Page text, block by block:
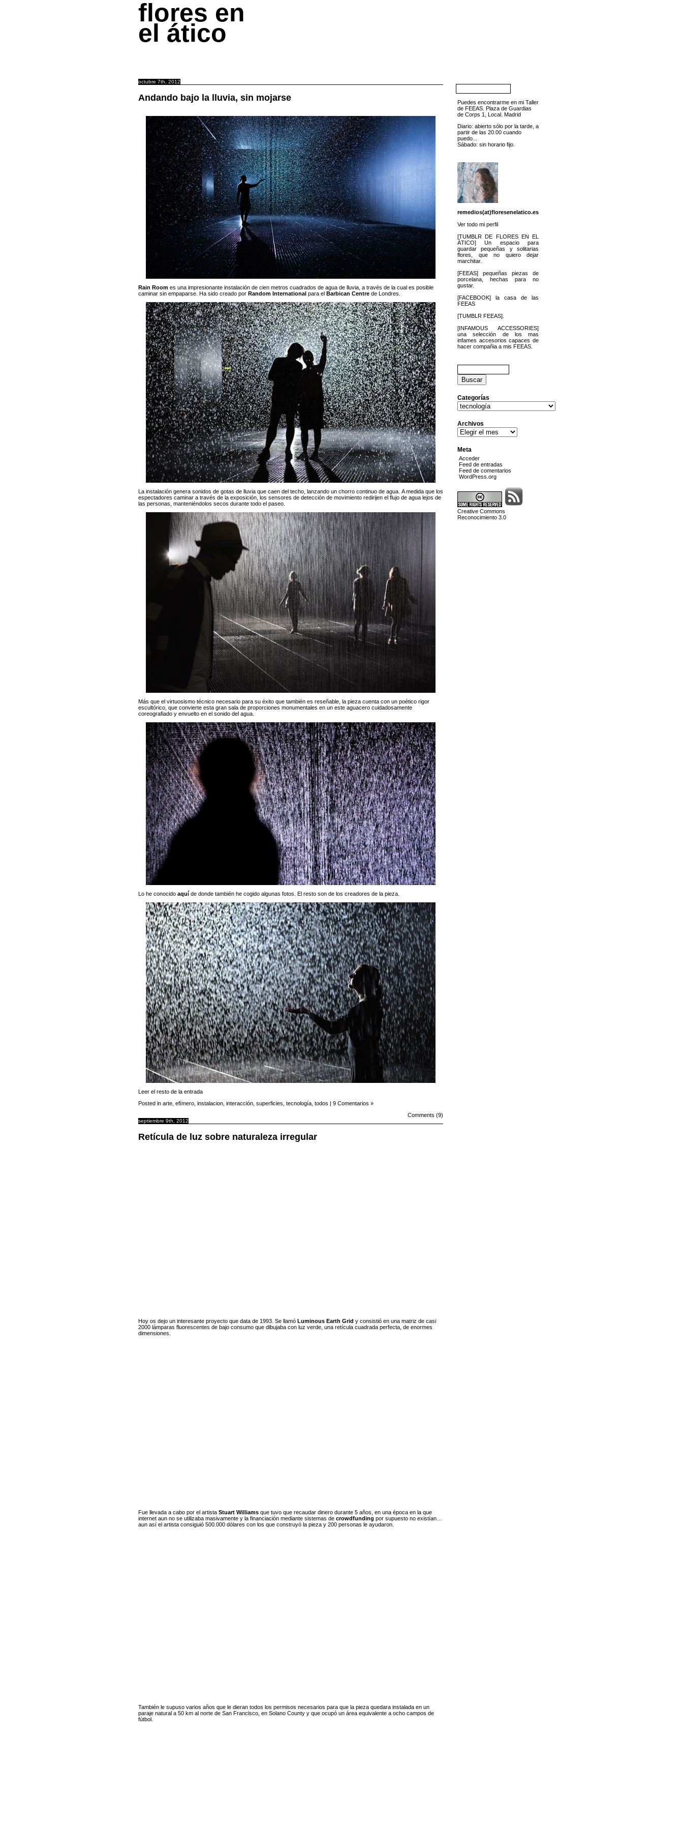
flores en
el ático
octubre 7th, 2012
Andando bajo la lluvia, sin mojarse
Rain Room es una impresionante instalación de cien metros cuadrados de agua de lluvia, a través de la cual es posible
caminar sin empaparse. Ha sido creado por Random International para el Barbican Centre de Londres.
La instalación genera sonidos de gotas de lluvia que caen del techo, lanzando un chorro continuo de agua. A medida que los
espectadores caminar a través de la exposición, los sensores de detección de movimiento redirijen el flujo de agua lejos de
las personas, manteniéndolos secos durante todo el paseo.
Más que el virtuosismo técnico necesario para su éxito que también es reseñable, la pieza cuenta con un poético rigor
escultórico, que convierte esta gran sala de proporciones monumentales en un este aguacero cuidadosamente
coreografiado y envuelto en el sonido del agua.
Lo he conocido aquí de donde también he cogido algunas fotos. El resto son de los creadores de la pieza.
Leer el resto de la entrada
Posted in arte efímero instalacion interacción superficies tecnología todos | 9 Comentarios »
Comments (9)
septiembre 9th, 2012
Retícula de luz sobre naturaleza irregular
Hoy os dejo un interesante proyecto que data de 1993. Se llamó Luminous Earth Grid y consistió en una matriz de casi
2000 lámparas fluorescentes de bajo consumo que dibujaba con luz verde, una retícula cuadrada perfecta, de enormes
dimensiones.
Fue llevada a cabo por el artista Stuart Williams que tuvo que recaudar dinero durante 5 años, en una época en la que
internet aun no se utilizaba masivamente y la financiación mediante sistemas de crowdfunding por supuesto no existían…
aun así el artista consiguió 500.000 dólares con los que construyó la pieza y 200 personas le ayudaron.
También le supuso varios años que le dieran todos los permisos necesarios para que la pieza quedara instalada en un
paraje natural a 50 km al norte de San Francisco, en Solano County y que ocupó un área equivalente a ocho campos de
fútbol.
Puedes encontrarme en mi Taller
de FEEAS. Plaza de Guardias
de Corps 1, Local. Madrid
Diario: abierto sólo por la tarde, a
partir de las 20.00 cuando
puedo...
Sábado: sin horario fijo.
remedios(at)floresenelatico.es
Ver todo mi perfil
[TUMBLR DE FLORES EN EL
ÁTICO] Un espacio para
guardar pequeñas y solitarias
flores, que no quiero dejar
marchitar.
[FEEAS] pequeñas piezas de
porcelana, hechas para no
gustar.
[FACEBOOK] la casa de las
FEEAS
[TUMBLR FEEAS].
[INFAMOUS ACCESSORIES]
una selección de los mas
infames accesorios capaces de
hacer compañia a mis FEEAS.
Buscar:
Categorías
Categorías
Archivos
Archivos
Meta
Acceder
Feed de entradas
Feed de comentarios
WordPress.org
Creative Commons
Reconocimiento 3.0